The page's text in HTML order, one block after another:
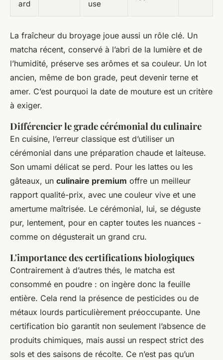
ard
use
La fraîcheur du broyage joue aussi un rôle clé. Un
matcha récent, conservé à l’abri de la lumière et de
l’humidité, préserve ses arômes et sa couleur. Un lot
ancien, même de bon grade, peut devenir terne et
amer. C’est pourquoi la date de mouture est un critère
à exiger.
Différencier le grade cérémonial du culinaire
En cuisine, l’erreur classique est d’utiliser un
cérémonial dans une préparation chaude et laiteuse.
Son umami délicat se perd. Pour les lattes ou les
gâteaux, un culinaire premium offre un meilleur
rapport qualité-prix, avec une couleur vive et une
amertume maîtrisée. Le cérémonial, lui, se déguste
pur, lentement, pour en capter toutes les nuances -
comme on dégusterait un grand cru.
L'importance des certifications biologiques
Contrairement à d’autres thés, le matcha est
consommé en poudre : on ingère donc la feuille
entière. Cela rend la présence de pesticides ou de
métaux lourds particulièrement préoccupante. Une
certification bio garantit non seulement l’absence de
produits chimiques, mais aussi un respect strict des
sols et des saisons de récolte. Ce n’est pas qu’un